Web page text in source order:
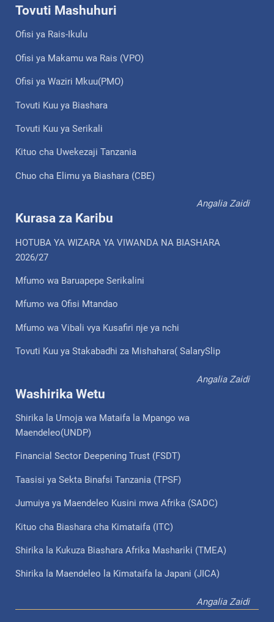
Tovuti Mashuhuri
Ofisi ya Rais-Ikulu
Ofisi ya Makamu wa Rais (VPO)
Ofisi ya Waziri Mkuu(PMO)
Tovuti Kuu ya Biashara
Tovuti Kuu ya Serikali
Kituo cha Uwekezaji Tanzania
Chuo cha Elimu ya Biashara (CBE)
Angalia Zaidi
Kurasa za Karibu
HOTUBA YA WIZARA YA VIWANDA NA BIASHARA
2026/27
Mfumo wa Baruapepe Serikalini
Mfumo wa Ofisi Mtandao
Mfumo wa Vibali vya Kusafiri nje ya nchi
Tovuti Kuu ya Stakabadhi za Mishahara( SalarySlip
Angalia Zaidi
Washirika Wetu
Shirika la Umoja wa Mataifa la Mpango wa
Maendeleo(UNDP)
Financial Sector Deepening Trust (FSDT)
Taasisi ya Sekta Binafsi Tanzania (TPSF)
Jumuiya ya Maendeleo Kusini mwa Afrika (SADC)
Kituo cha Biashara cha Kimataifa (ITC)
Shirika la Kukuza Biashara Afrika Mashariki (TMEA)
Shirika la Maendeleo la Kimataifa la Japani (JICA)
Angalia Zaidi